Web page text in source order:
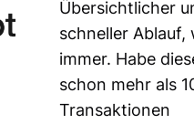
Übersichtlicher
schneller Ablauf,
immer. Habe
schon mehr als
Transaktionen